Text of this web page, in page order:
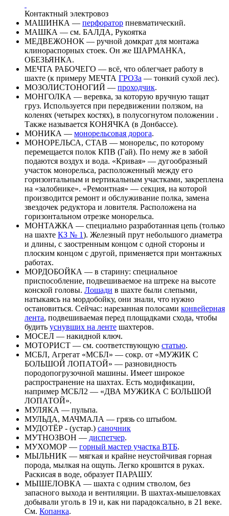
Контактный электровоз
МАШИНКА — перфоратор пневматический.
МАШКА — см. БАЛДА, Рукоятка
МЕДВЕЖОНОК — ручной домкрат для монтажа
клинораспорных стоек. Он же ШАРМАНКА,
ОБЕЗЬЯНКА.
МЕЧТА РАБОЧЕГО — всё, что облегчает работу в
шахте (к примеру МЕЧТА ГРОЗа — тонкий сухой лес).
МОЗОЛИСТОНОГИЙ — проходчик.
МОНГОЛКА — веревка, за которую вручную тащат
груз. Используется при передвижении ползком, на
коленях (четырех костях), в полусогнутом положении .
Также называется КОНЯЧКА (в Донбассе).
МОНИКА — монорельсовая дорога.
МОНОРЕЛЬСА, СТАВ — монорельс, по которому
перемещается полок КПВ (Гай). По нему же в забой
подаются воздух и вода. «Кривая» — дугообразный
участок монорельса, расположенный между его
горизонтальным и вертикальным участками, закреплена
на «залобнике». «Ремонтная» — секция, на которой
производится ремонт и обслуживание полка, замена
звездочек редуктора и ловителя. Расположена на
горизонтальном отрезке монорельса.
МОНТАЖКА — специально разработанная цепь (только
на шахте КЗ № 1). Железный прут небольшого диаметра
и длины, с заостренным концом с одной стороны и
плоским концом с другой, применяется при монтажных
работах.
МОРДОБОЙКА — в старину: специальное
приспособление, подвешиваемое на штреке на высоте
конской головы. Лошади в шахте были слепыми,
натыкаясь на мордобойку, они знали, что нужно
остановиться. Сейчас: нарезанная полосами конвейерная
лента, подвешиваемая перед площадками схода, чтобы
будить уснувших на ленте шахтеров.
МОСЕЛ — накидной ключ.
МОТОРИСТ — см. соответствующую статью.
МСБЛ, Агрегат «МСБЛ» — сокр. от «МУЖИК С
БОЛЬШОЙ ЛОПАТОЙ» — разновидность
породопогрузочной машины. Имеет широкое
распространение на шахтах. Есть модификации,
например МСБЛ2 — «ДВА МУЖИКА С БОЛЬШОЙ
ЛОПАТОЙ».
МУЛЯКА — пульпа.
МУЛЬДА, МАЧМАЛА — грязь со штыбом.
МУДОТЁР - (устар.) саночник
МУТНОЗВОН — диспетчер.
МУХОМОР — горный мастер участка ВТБ.
МЫЛЬНИК — мягкая и крайне неустойчивая горная
порода, мылкая на ощупь. Легко крошится в руках.
Раскисая в воде, образует ПАРАШУ.
МЫШЕЛОВКА — шахта с одним стволом, без
запасного выхода и вентиляции. В шахтах-мышеловках
добывали уголь в 19 и, как ни парадоксально, в 21 веке.
См. Копанка.